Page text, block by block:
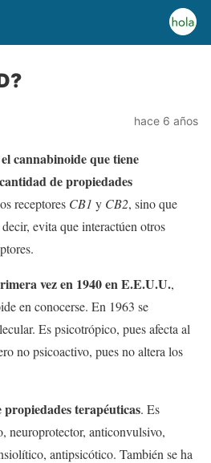
hace 6 años
el cannabinoide que tiene
de propiedades
receptores CB1 y CB2, sino que
evita que interactúen otros
vez en 1940 en E.E.U.U.,
en conocerse. En 1963 se
Es psicotrópico, pues afecta al
no psicoactivo, pues no altera los
terapéuticas. Es
neuroprotector, anticonvulsivo,
antipsicótico. También se ha